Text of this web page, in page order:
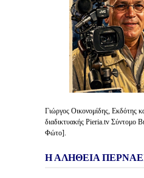
Γιώργος Οικονομίδης, Εκδότης
διαδικτυακής Pieria.tv Σύντομο
Φώτο].
Η ΑΛΗΘΕΙΑ